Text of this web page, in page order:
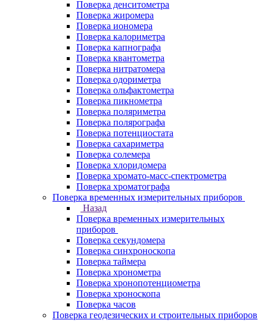
Поверка денситометра
Поверка жиромера
Поверка иономера
Поверка калориметра
Поверка капнографа
Поверка квантометра
Поверка нитратомера
Поверка одориметра
Поверка ольфактометра
Поверка пикнометра
Поверка поляриметра
Поверка полярографа
Поверка потенциостата
Поверка сахариметра
Поверка солемера
Поверка хлоридомера
Поверка хромато-масс-спектрометра
Поверка хроматографа
Поверка временных измерительных приборов
Назад
Поверка временных измерительных
приборов
Поверка секундомера
Поверка синхроноскопа
Поверка таймера
Поверка хронометра
Поверка хронопотенциометра
Поверка хроноскопа
Поверка часов
Поверка геодезических и строительных приборов